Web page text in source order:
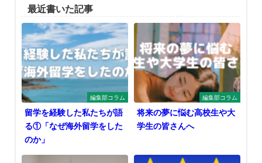
最近書いた記事
編集部コラム
留学を経験した私たちが語
る①「なぜ海外留学をした
のか」
編集部コラム
将来の夢に悩む高校生や大
学生の皆さんへ